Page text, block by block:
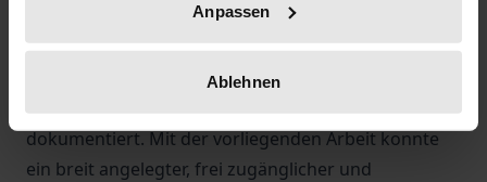
Anpassen
Ablehnen
verschiedenen vorliegenden Verfahren zur
standardisierten Erfassung von Lebenszielen weisen
sehr unterschiedliche Binnenstrukturen auf, sind
teilweise schwer zugänglich und unvollständig
dokumentiert. Mit der vorliegenden Arbeit konnte
ein breit angelegter, frei zugänglicher und